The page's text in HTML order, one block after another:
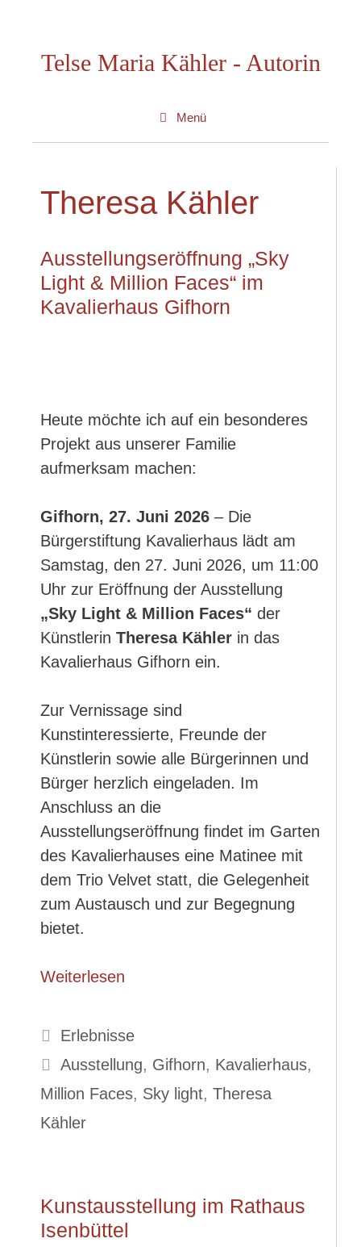
springenTelse Maria Kähler - Autorin
Menü
Theresa Kähler
Ausstellungseröffnung „Sky
Light & Million Faces“ im
Kavalierhaus Gifhorn
Heute möchte ich auf ein besonderes
Projekt aus unserer Familie
aufmerksam machen:
Gifhorn, 27. Juni 2026 – Die
Bürgerstiftung Kavalierhaus lädt am
Samstag, den 27. Juni 2026, um 11:00
Uhr zur Eröffnung der Ausstellung
„Sky Light & Million Faces“ der
Künstlerin Theresa Kähler in das
Kavalierhaus Gifhorn ein.
Zur Vernissage sind
Kunstinteressierte, Freunde der
Künstlerin sowie alle Bürgerinnen und
Bürger herzlich eingeladen. Im
Anschluss an die
Ausstellungseröffnung findet im Garten
des Kavalierhauses eine Matinee mit
dem Trio Velvet statt, die Gelegenheit
zum Austausch und zur Begegnung
bietet.
Weiterlesen
Kategorien
Erlebnisse
Schlagwörter
Ausstellung, Gifhorn, Kavalierhaus,
Million Faces, Sky light, Theresa
Kähler
Kunstausstellung im Rathaus
Isenbüttel